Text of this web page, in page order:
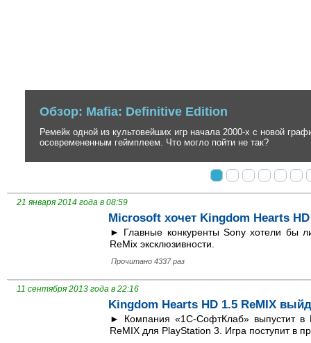
Обзор: Mafia: Definitive Edition
Ремейк одной из культовейших игр начала 2000-х с новой
осовремененным геймплеем. Что могло пойти не так?
21 января 2014 года в 08:59
Microsoft хочет Kingdom Hearts
► Главные конкуренты Sony хотели бы
ReMix эксклюзивности.
Прочитано 4337 раз
11 сентября 2013 года в 22:16
Kingdom Hearts HD 1.5 ReMIX
► Компания «1С-СофтКлаб» выпустит в
ReMIX для PlayStation 3. Игра поступит в